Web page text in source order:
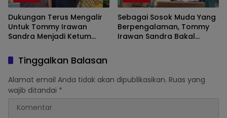
Dukungan Terus Mengalir
Untuk Tommy Irawan
Sandra Menjadi Ketum
Sebagai Sosok Muda Yang
Berpengalaman, Tommy
Irawan Sandra Bakal
Tinggalkan Balasan
Alamat email Anda tidak akan dipublikasikan. Ruas yang
wajib ditandai *